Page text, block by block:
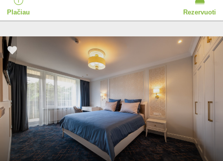
Plačiau Rezervuoti